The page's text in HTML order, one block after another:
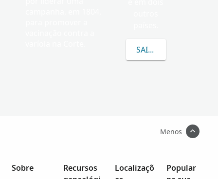
SAIBA MAIS SOBRE
Menos
Sobre
Recursos
Localizaçõ
Popular